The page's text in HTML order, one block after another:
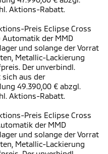
Aktions-Rabatt.
Preis Eclipse Cross
Automatik der MMD
und solange der Vorrat
Metallic-Lackierung
Der unverbindl.
aus der
49.390,00 € abzgl.
Aktions-Rabatt.
Preis Eclipse Cross
der MMD
und solange der Vorrat
Metallic-Lackierung